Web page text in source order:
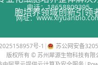
胞培养领域创新引领
电话：18658809395
网址：
号-1 |
苏公网安备
版权所有 © 苏州犀源生物科技有限